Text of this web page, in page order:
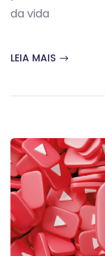
da vida
LEIA MAIS